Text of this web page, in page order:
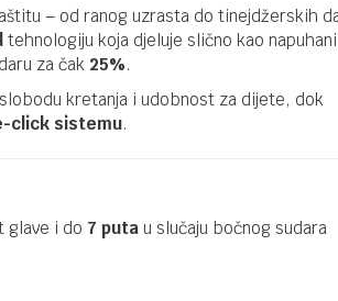
– od ranog uzrasta do tinejdžerskih
tehnologiju koja djeluje slično kao napuhani
za čak 25%.
kretanja i udobnost za dijete, dok
click sistemu.
glave i do 7 puta u slučaju bočnog sudara
ROMER
AUTOSJEDALICA
ADVANSAFIX
NIGHT 42774
KINDERKRAFT